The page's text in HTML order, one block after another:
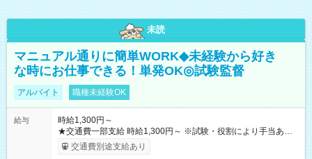
未読
マニュアル通りに簡単WORK◆未経験から好き
な時にお仕事できる！単発OK◎試験監督
アルバイト 職種未経験OK
給与
時給1,300円～
★交通費一部支給 時給1,300円～ ※試験・役割により手当あり
※勤務回数により昇給あり 【即給（前払い）オプションあ
り！】 希望される場合、勤務から1週間ほどで給与の一部を受け
交通費別途支給あり